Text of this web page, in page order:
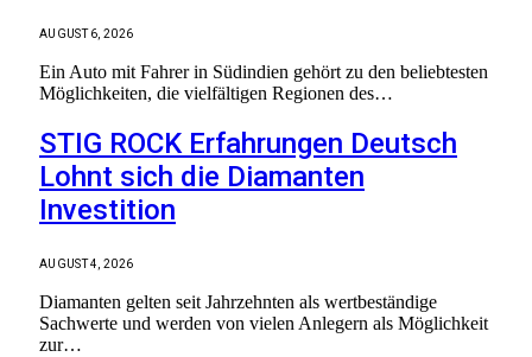
AUGUST 6, 2026
Ein Auto mit Fahrer in Südindien gehört zu den beliebtesten
Möglichkeiten, die vielfältigen Regionen des…
STIG ROCK Erfahrungen Deutsch
Lohnt sich die Diamanten
Investition
AUGUST 4, 2026
Diamanten gelten seit Jahrzehnten als wertbeständige
Sachwerte und werden von vielen Anlegern als Möglichkeit
zur…